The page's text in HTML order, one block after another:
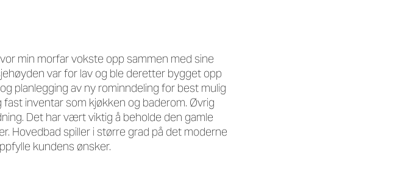
min morfar vokste opp sammen med sine
var for lav og ble deretter bygget opp
planlegging av ny rominndeling for best mulig
inventar som kjøkken og baderom. Øvrig
Det har vært viktig å beholde den gamle
Hovedbad spiller i større grad på det moderne
kundens ønsker.